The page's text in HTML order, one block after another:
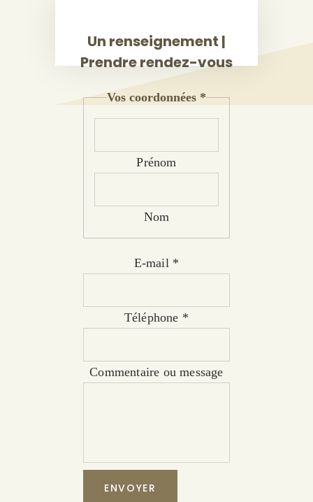
Un renseignement |
Prendre rendez-vous
Vos coordonnées *
Prénom
Nom
E-mail *
Téléphone *
Commentaire ou message
ENVOYER